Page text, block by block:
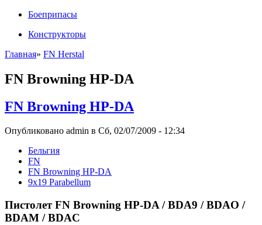
Боеприпасы
Конструкторы
Главная» FN Herstal
FN Browning HP-DA
FN Browning HP-DA
Опубликовано admin в Сб, 02/07/2009 - 12:34
Бельгия
FN
FN Browning HP-DA
9x19 Parabellum
Пистолет FN Browning HP-DA / BDA9 / BDAO /
BDAM / BDAC